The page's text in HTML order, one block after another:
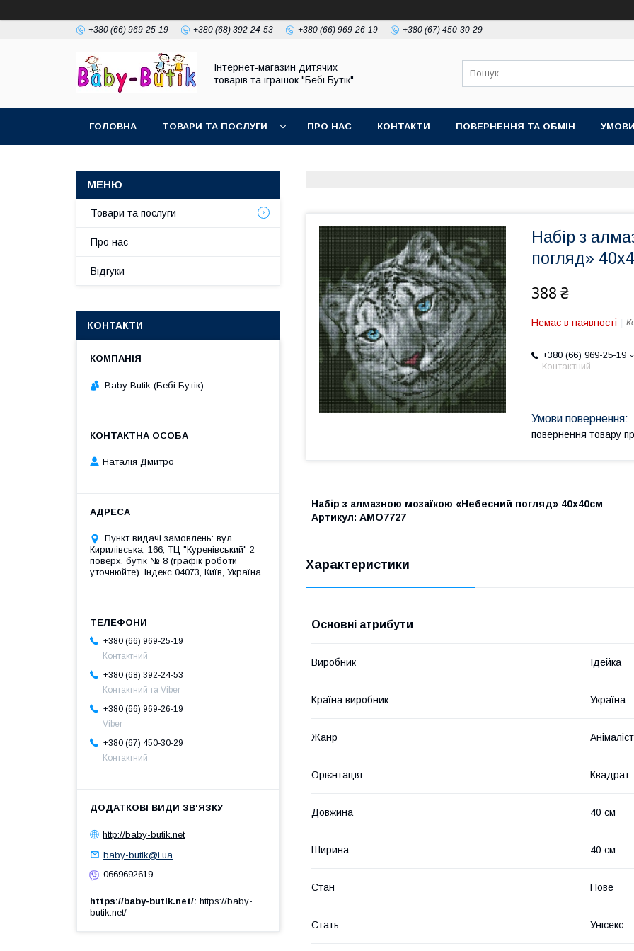
+380 (66) 969-25-19 +380 (68) 392-24-53 +380 (66) 969-26-19 +380 (67) 450-30-29
Інтернет-магазин дитячих
товарів та іграшок "Бебі Бутік"
ГОЛОВНА ТОВАРИ ТА ПОСЛУГИ ПРО НАС КОНТАКТИ ПОВЕРНЕННЯ ТА ОБМІН
Набір з
погляд»
388 ₴
Немає в наявності
+380 (66) 969-25-19
Контактний
повернення товару
Набір з алмазною мозаїкою «Небесний погляд» 40х40см
Артикул: AMO7727
Характеристики
Основні атрибути
Виробник Ідейка
Країна виробник Україна
Жанр
Орієнтація Квадрат
Довжина 40 см
Ширина 40 см
Стан Нове
Стать Унісекс
Товари та послуги
Про нас
Відгуки
КОНТАКТИ
Baby Butik (Бебі Бутік)
Наталія Дмитро
Пункт видачі замовлень: вул.
Кирилівська, 166, ТЦ "Куренівський" 2
поверх, бутік № 8 (графік роботи
уточнюйте). Індекс 04073, Київ, Україна
+380 (66) 969-25-19
Контактний
+380 (68) 392-24-53
Контактний та Viber
+380 (66) 969-26-19
Viber
+380 (67) 450-30-29
Контактний
http://baby-butik.net
baby-butik@i.ua
0669692619
https://baby-butik.net/ https://baby-
butik.net/